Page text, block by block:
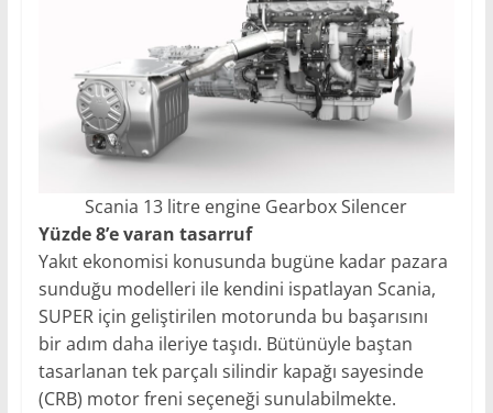
Scania 13 litre engine Gearbox Silencer
Yüzde 8’e varan tasarruf
Yakıt ekonomisi konusunda bugüne kadar pazara
sunduğu modelleri ile kendini ispatlayan Scania,
SUPER için geliştirilen motorunda bu başarısını
bir adım daha ileriye taşıdı. Bütünüyle baştan
tasarlanan tek parçalı silindir kapağı sayesinde
(CRB) motor freni seçeneği sunulabilmekte.